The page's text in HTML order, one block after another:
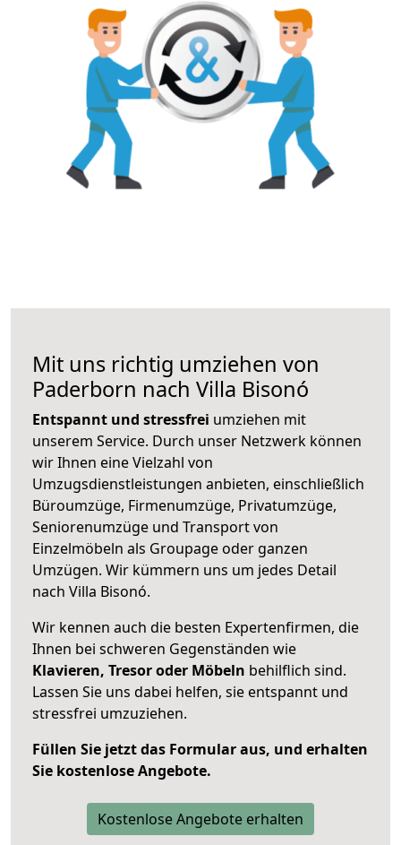
Mit uns richtig umziehen von
Paderborn nach Villa Bisonó
Entspannt und stressfrei umziehen mit
unserem Service. Durch unser Netzwerk können
wir Ihnen eine Vielzahl von
Umzugsdienstleistungen anbieten, einschließlich
Büroumzüge, Firmenumzüge, Privatumzüge,
Seniorenumzüge und Transport von
Einzelmöbeln als Groupage oder ganzen
Umzügen. Wir kümmern uns um jedes Detail
nach Villa Bisonó.
Wir kennen auch die besten Expertenfirmen, die
Ihnen bei schweren Gegenständen wie
Klavieren, Tresor oder Möbeln behilflich sind.
Lassen Sie uns dabei helfen, sie entspannt und
stressfrei umzuziehen.
Füllen Sie jetzt das Formular aus, und erhalten
Sie kostenlose Angebote.
Kostenlose Angebote erhalten